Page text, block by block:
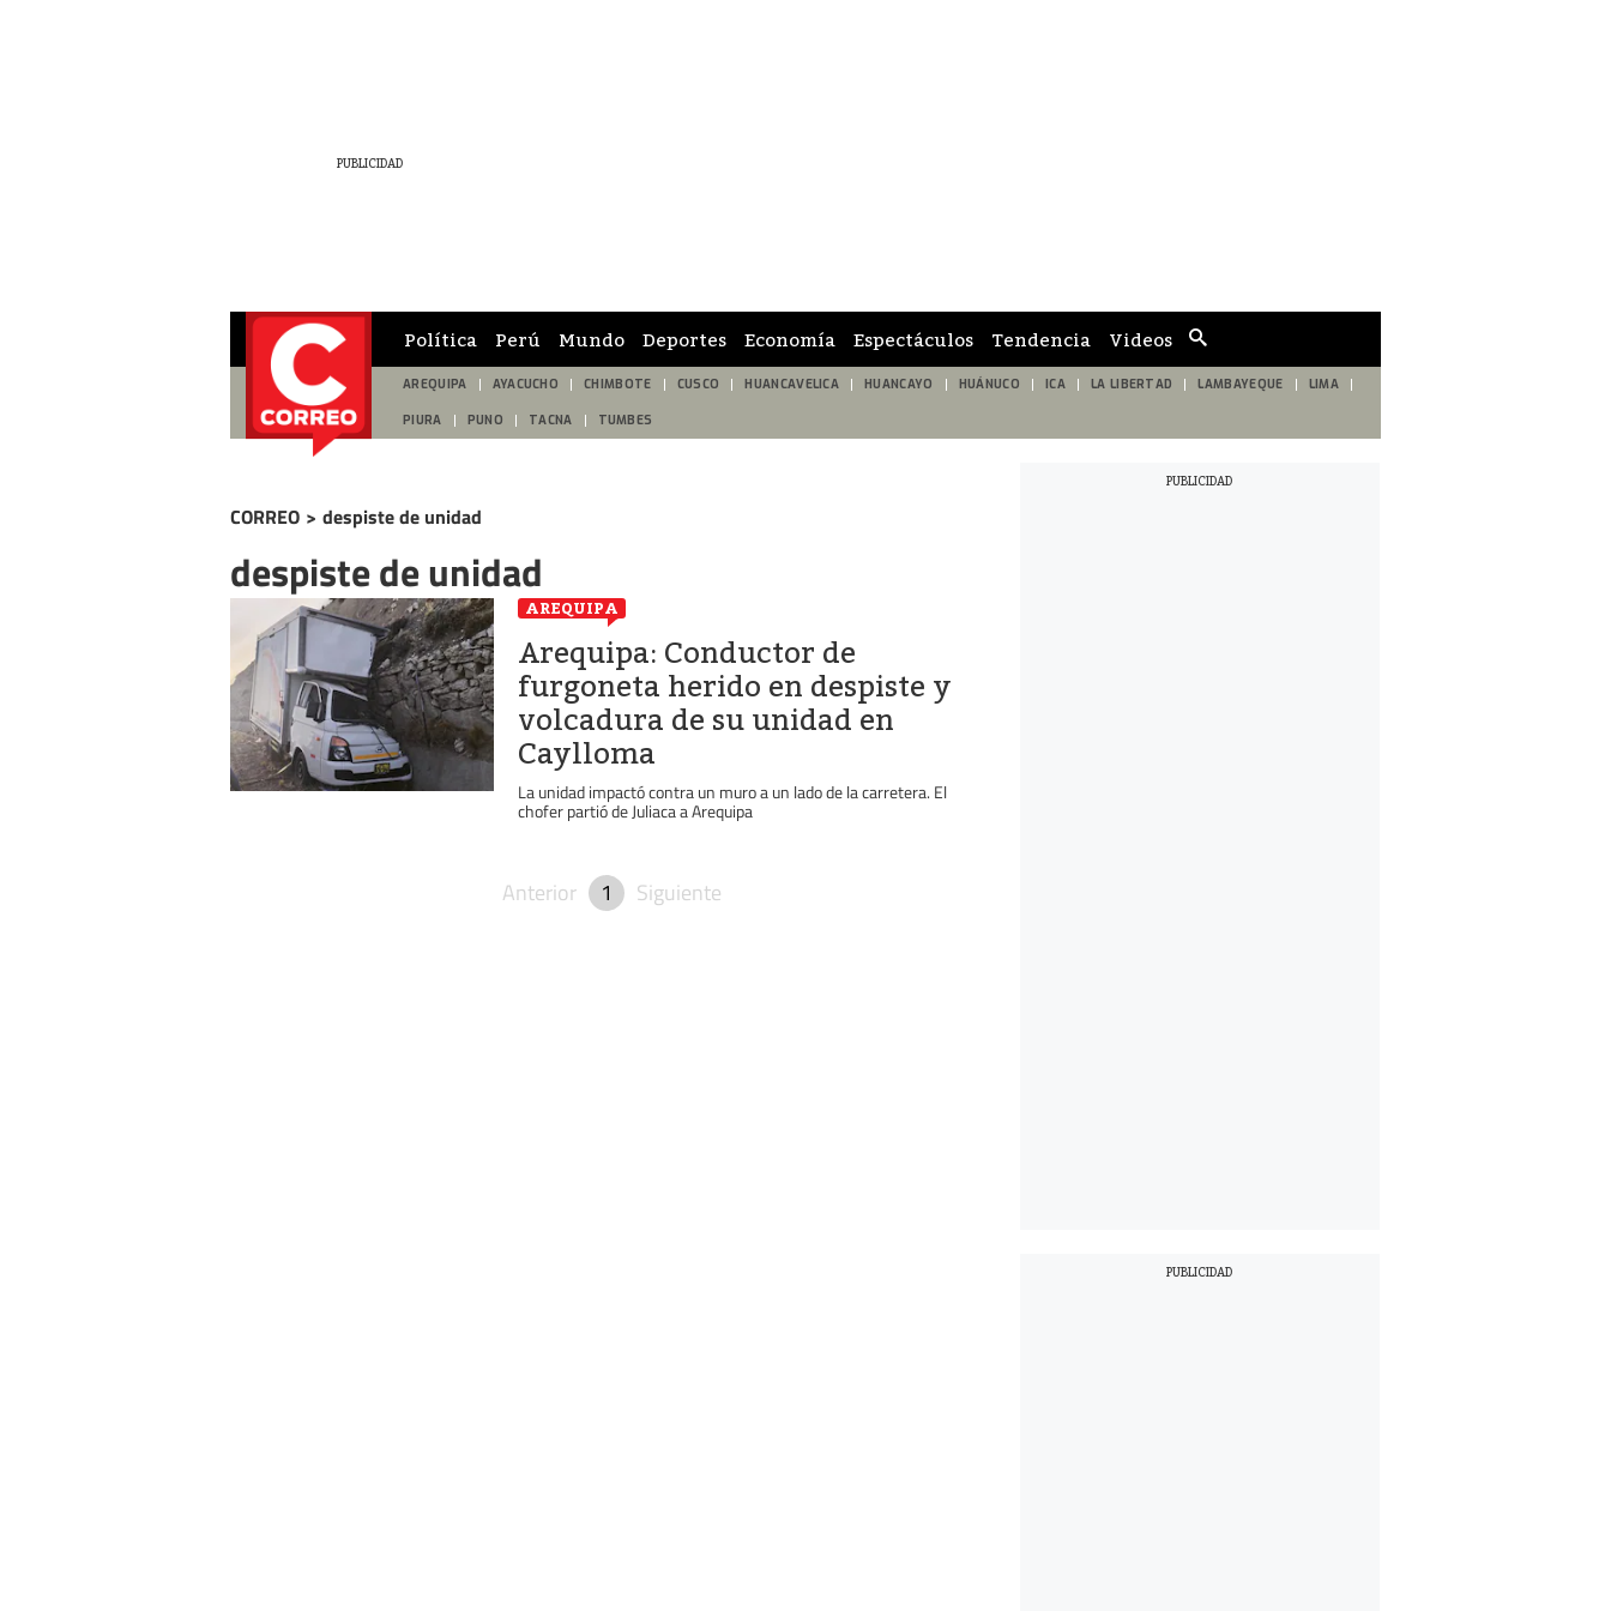
de
búsqueda
Política Perú Mundo Deportes Economía Espectáculos Tendencia Videos
AREQUIPA AYACUCHO CHIMBOTE CUSCO HUANCAVELICA HUANCAYO HUÁNUCO ICA LA LIBERTAD LAMBAYEQUE LIMA
PIURA PUNO TACNA TUMBES
CORREO > despiste de unidad
despiste de unidad
AREQUIPA
Arequipa: Conductor de
furgoneta herido en despiste y
volcadura de su unidad en
Caylloma
La unidad impactó contra un muro a un lado de la carretera. El
chofer partió de Juliaca a Arequipa
Anterior 1 Siguiente